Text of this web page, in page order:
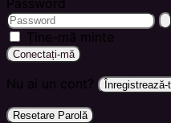
Password
Ține-mă minte
Conectați-mă
Nu ai un cont?
Resetare Parolă